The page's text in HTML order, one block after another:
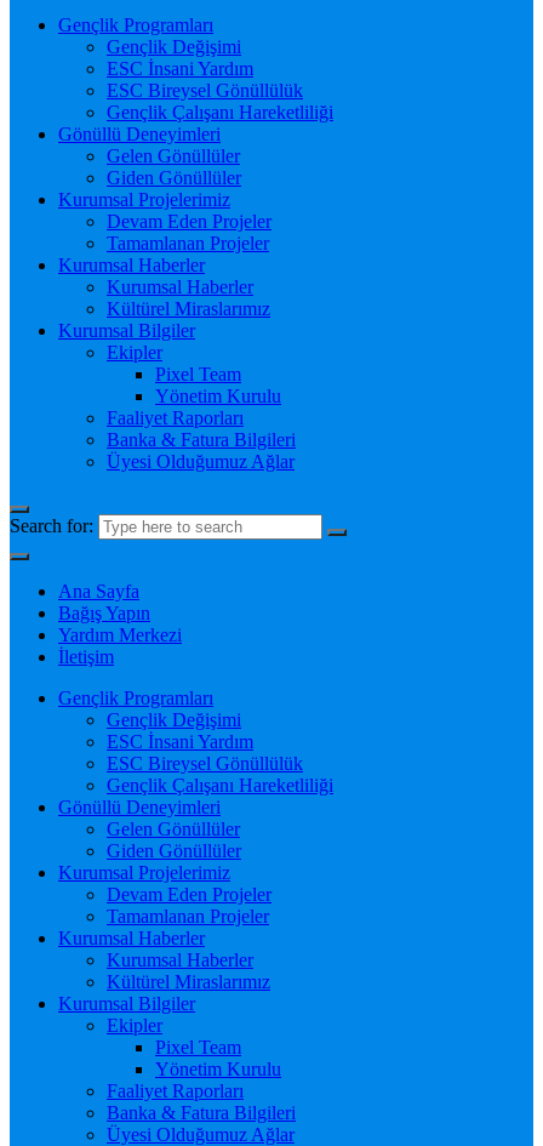
Gençlik Programları
Gençlik Değişimi
ESC İnsani Yardım
ESC Bireysel Gönüllülük
Gençlik Çalışanı Hareketliliği
Gönüllü Deneyimleri
Gelen Gönüllüler
Giden Gönüllüler
Kurumsal Projelerimiz
Devam Eden Projeler
Tamamlanan Projeler
Kurumsal Haberler
Kurumsal Haberler
Kültürel Miraslarımız
Kurumsal Bilgiler
Ekipler
Pixel Team
Yönetim Kurulu
Faaliyet Raporları
Banka & Fatura Bilgileri
Üyesi Olduğumuz Ağlar
Search for:
Ana Sayfa
Bağış Yapın
Yardım Merkezi
İletişim
Gençlik Programları
Gençlik Değişimi
ESC İnsani Yardım
ESC Bireysel Gönüllülük
Gençlik Çalışanı Hareketliliği
Gönüllü Deneyimleri
Gelen Gönüllüler
Giden Gönüllüler
Kurumsal Projelerimiz
Devam Eden Projeler
Tamamlanan Projeler
Kurumsal Haberler
Kurumsal Haberler
Kültürel Miraslarımız
Kurumsal Bilgiler
Ekipler
Pixel Team
Yönetim Kurulu
Faaliyet Raporları
Banka & Fatura Bilgileri
Üyesi Olduğumuz Ağlar